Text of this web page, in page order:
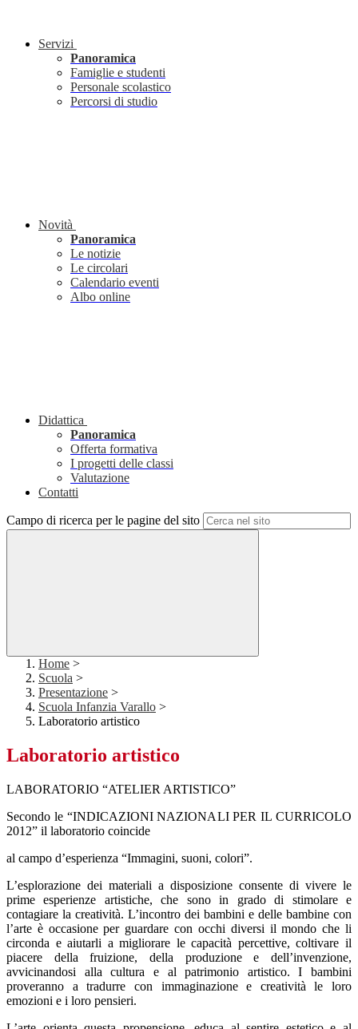
Servizi
Panoramica
Famiglie e studenti
Personale scolastico
Percorsi di studio
Novità
Panoramica
Le notizie
Le circolari
Calendario eventi
Albo online
Didattica
Panoramica
Offerta formativa
I progetti delle classi
Valutazione
Contatti
Campo di ricerca per le pagine del sito
Home >
Scuola >
Presentazione >
Scuola Infanzia Varallo >
Laboratorio artistico
Laboratorio artistico
LABORATORIO “ATELIER ARTISTICO”
Secondo le “INDICAZIONI NAZIONALI PER IL CURRICOLO
2012” il laboratorio coincide
al campo d’esperienza “Immagini, suoni, colori”.
L’esplorazione dei materiali a disposizione consente di vivere le
prime esperienze artistiche, che sono in grado di stimolare e
contagiare la creatività. L’incontro dei bambini e delle bambine con
l’arte è occasione per guardare con occhi diversi il mondo che li
circonda e aiutarli a migliorare le capacità percettive, coltivare il
piacere della fruizione, della produzione e dell’invenzione,
avvicinandosi alla cultura e al patrimonio artistico. I bambini
proveranno a tradurre con immaginazione e creatività le loro
emozioni e i loro pensieri.